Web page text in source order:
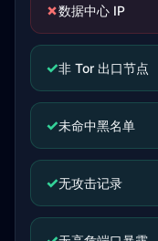
✗数据中心 IP
✓非 Tor 出口节点
✓未命中黑名单
✓无攻击记录